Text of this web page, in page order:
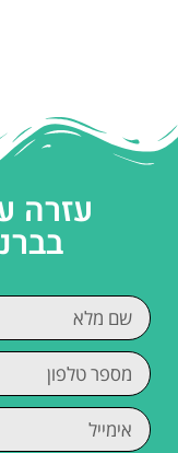
עזרה